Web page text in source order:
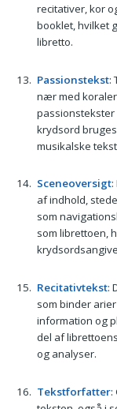
recitativer, kor
booklet, hvilket
libretto.
Passionstekst:
nær med
krydsord
musikalske
Sceneoversigt:
af indhold,
som
som librettoen,
Recitativtekst:
som binder
information og
del af
og analyser.
Tekstforfatter: